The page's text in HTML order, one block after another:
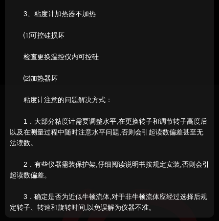
3、粘度计加热器不加热
⑴可控硅损坏
检查更换温控仪内可控硅
⑵加热器坏
粘度计注意的问题解决方式：
1．大部分粘度计需要调整水平,在更换转子和调节转子高度后
以及在测量过程中随时注意水平问题,否则会引起读数偏差甚至无
法读数。
2．有些仪器需装保护架,仔细阅读说明书按规定安装,否则会引
起读数偏差。
3．确定是否为近似牛顿流体,对于非牛顿流体应经过选择后规
定转子、转速和旋转时间,以免误解为仪器不准。